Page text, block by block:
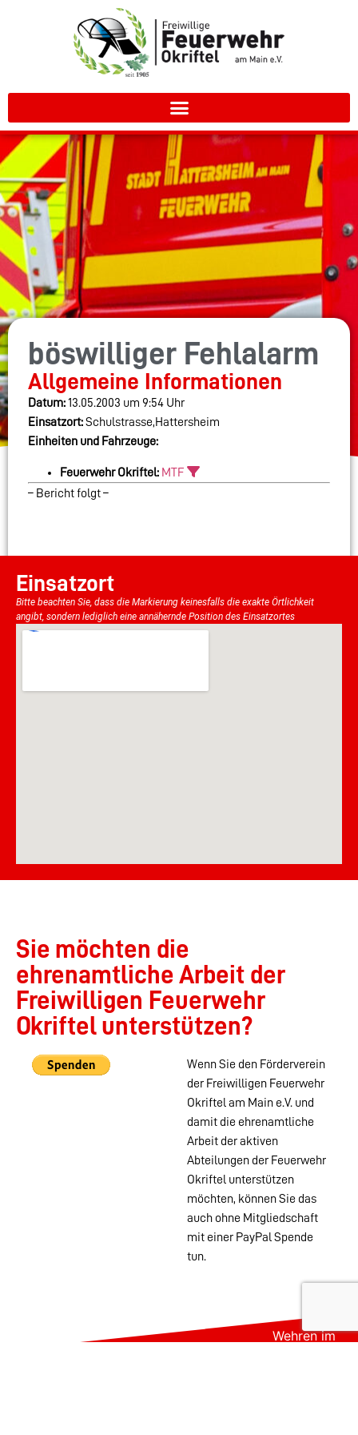
böswilliger Fehlalarm
Allgemeine Informationen
Datum:13.05.2003 um 9:54 Uhr
Einsatzort:Schulstrasse,Hattersheim
Einheiten und Fahrzeuge:
Feuerwehr Okriftel: MTF
– Bericht folgt –
Einsatzort
Bitte beachten Sie, dass die Markierung keinesfalls die exakte Örtlichkeit
angibt, sondern lediglich eine annähernde Position des Einsatzortes
Sie möchten die
ehrenamtliche Arbeit der
Freiwilligen Feuerwehr
Okriftel unterstützen?
Wenn Sie den Förderverein
der Freiwilligen Feuerwehr
Okriftel am Main e.V. und
damit die ehrenamtliche
Arbeit der aktiven
Abteilungen der Feuerwehr
Okriftel unterstützen
möchten, können Sie das
auch ohne Mitgliedschaft
mit einer PayPal Spende
tun.
Wehren im